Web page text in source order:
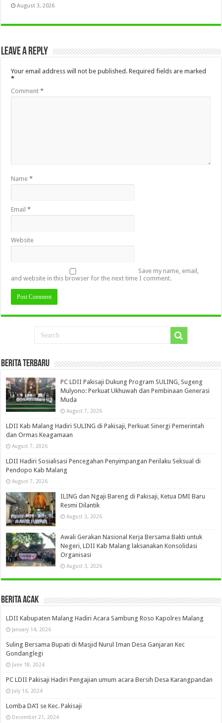
August 3, 2026
Leave a Reply
Your email address will not be published. Required fields are marked
*
Comment*
Name*
Email*
Website
Save my name, email,
and website in this browser for the next time I comment.
Berita Terbaru
PC LDII Pakisaji Dukung Program SULING, Sugeng
Mulyono: Perkuat Ukhuwah dan Pembinaan Generasi
Muda
August 7, 2026
LDII Kab Malang Hadiri SULING di Pakisaji, Perkuat Sinergi Pemerintah
dan Ormas Keagamaan
August 7, 2026
LDII Hadiri Sosialisasi Pencegahan Penyimpangan Perilaku Seksual di
Pendopo Kab Malang
August 7, 2026
ILING dan Ngaji Bareng di Pakisaji, Ketua DMI Baru
Resmi Dilantik
August 3, 2026
Awali Gerakan Nasional Kerja Bersama Bakti untuk
Negeri, LDII Kab Malang laksanakan Konsolidasi
Organisasi
August 3, 2026
Berita Acak
LDII Kabupaten Malang Hadiri Acara Sambung Roso Kapolres Malang
January 14, 2026
Suling Bersama Bupati di Masjid Nurul Iman Desa Ganjaran Kec
Gondanglegi
June 18, 2024
PC LDII Pakisaji Hadiri Pengajian umum acara Bersih Desa Karangpandan
July 16, 2024
Lomba DA’I se Kec. Pakisaji
December 21, 2024